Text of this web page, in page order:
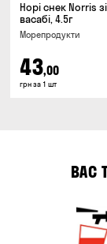
Норі снек Norris
васабі, 4.5г
Морепродукти
43,00
грн за 1 шт
ВАС